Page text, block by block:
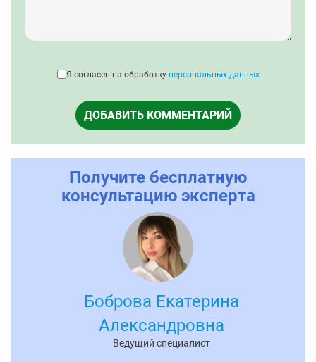
Я согласен на обработку персональных данных
ДОБАВИТЬ КОММЕНТАРИЙ
Получите бесплатную
консультацию эксперта
Боброва Екатерина
Александровна
Ведущий специалист